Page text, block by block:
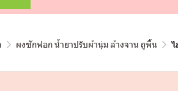
ผงซักฟอก น้ำยาปรับผ้านุ่ม ล้างจาน ถูพื้น ไ